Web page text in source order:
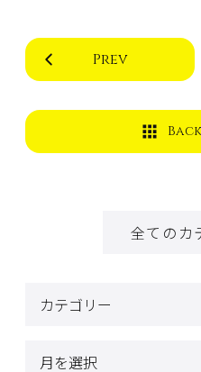
Prev
全てのカ